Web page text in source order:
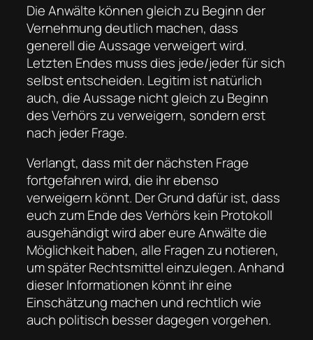
Die Anwälte können gleich zu Beginn der
Vernehmung deutlich machen, dass
generell die Aussage verweigert wird.
Letzten Endes muss dies jede/jeder für sich
selbst entscheiden. Legitim ist natürlich
auch, die Aussage nicht gleich zu Beginn
des Verhörs zu verweigern, sondern erst
nach jeder Frage.
Verlangt, dass mit der nächsten Frage
fortgefahren wird, die ihr ebenso
verweigern könnt. Der Grund dafür ist, dass
euch zum Ende des Verhörs kein Protokoll
ausgehändigt wird aber eure Anwälte die
Möglichkeit haben, alle Fragen zu notieren,
um später Rechtsmittel einzulegen. Anhand
dieser Informationen könnt ihr eine
Einschätzung machen und rechtlich wie
auch politisch besser dagegen vorgehen.